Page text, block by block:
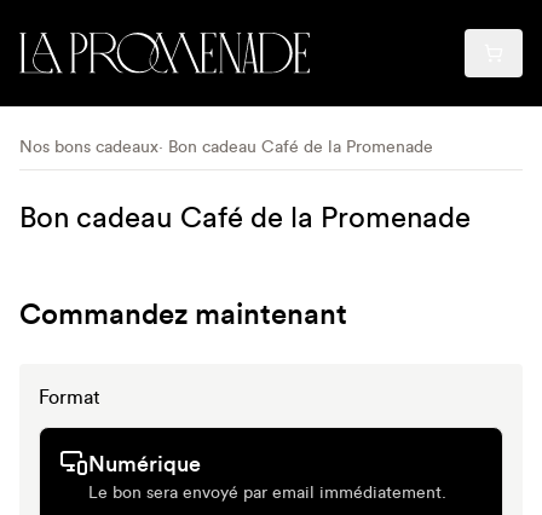
Nos bons cadeaux Bon cadeau Café de la Promenade
Bon cadeau Café de la Promenade
Commandez maintenant
Format
Numérique
Le bon sera envoyé par email immédiatement.